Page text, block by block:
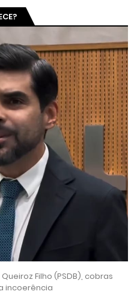
Filho (PSDB), cobras
incoerência